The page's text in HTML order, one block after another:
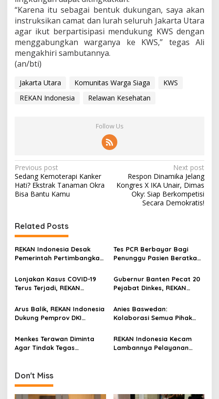
“Karena itu sebagai bentuk dukungan, saya akan
instruksikan camat dan lurah seluruh Jakarta Utara
agar ikut berpartisipasi mendukung KWS dengan
menggabungkan warganya ke KWS,” tegas Ali
mengakhiri sambutannya.
(an/bti)
Jakarta Utara Komunitas Warga Siaga
KWS
REKAN Indonesia
Relawan Kesehatan
Follow Us
P
o
s
n
a
v
g
a
t
i
o
n
Previous post
Sedang Kemoterapi Kanker
Hati? Ekstrak Tanaman Okra
Bisa Bantu Kamu
Next post
Respon Dinamika Jelang
Kongres X IKA Unair, Dimas
Oky: Siap Berkompetisi
Secara Demokratis!
Related Posts
REKAN Indonesia Desak
Pemerintah Pertimbangkan
Travel Lane Bagi WNA
Tes PCR Berbayar Bagi
Penunggu Pasien Beratkan
Cabut Aturan Tersebut
Lonjakan Kasus COVID-19
Terus Terjadi, REKAN
Disiplin Terapkan Prokes!
Gubernur Banten Pecat 20
Pejabat Dinkes, REKAN
Arus Balik, REKAN Indonesia
Dukung Pemprov DKI
Anies Baswedan:
Kolaborasi Semua Pihak
Covid-19
Menkes Terawan Diminta
Agar Tindak Tegas
Covid19
REKAN Indonesia Kecam
Lambannya Pelayanan
Don't Miss